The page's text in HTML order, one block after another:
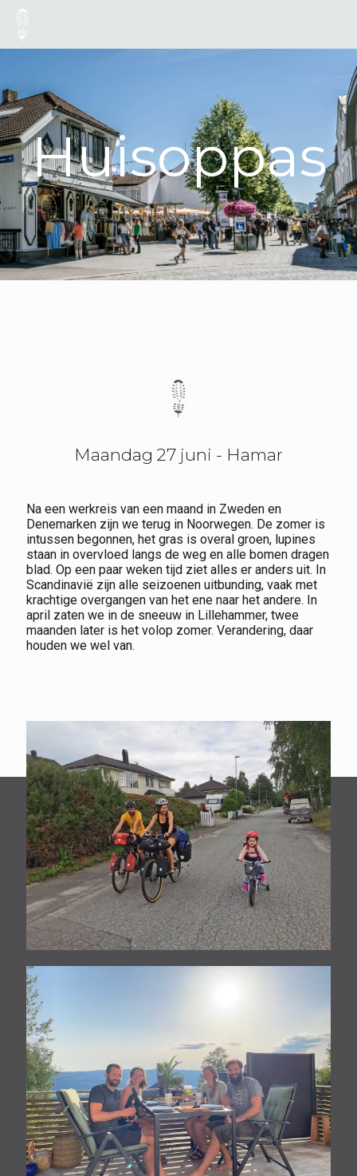
Huisoppas
Maandag 27 juni - Hamar
Na een werkreis van een maand in Zweden en
Denemarken zijn we terug in Noorwegen. De zomer is
intussen begonnen, het gras is overal groen, lupines
staan in overvloed langs de weg en alle bomen dragen
blad. Op een paar weken tijd ziet alles er anders uit. In
Scandinavië zijn alle seizoenen uitbunding, vaak met
krachtige overgangen van het ene naar het andere. In
april zaten we in de sneeuw in Lillehammer, twee
maanden later is het volop zomer. Verandering, daar
houden we wel van.